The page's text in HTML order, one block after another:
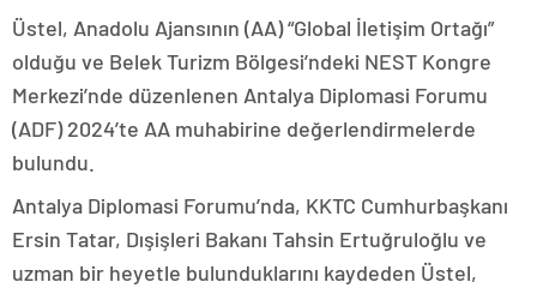
Üstel, Anadolu Ajansının (AA) “Global İletişim Ortağı”
olduğu ve Belek Turizm Bölgesi’ndeki NEST Kongre
Merkezi’nde düzenlenen Antalya Diplomasi Forumu
(ADF) 2024’te AA muhabirine değerlendirmelerde
bulundu.
Antalya Diplomasi Forumu’nda, KKTC Cumhurbaşkanı
Ersin Tatar, Dışişleri Bakanı Tahsin Ertuğruloğlu ve
uzman bir heyetle bulunduklarını kaydeden Üstel,